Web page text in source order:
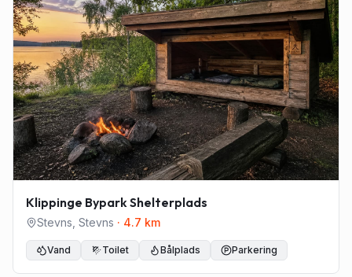
Klippinge Bypark Shelterplads
Stevns Stevns · 4.7 km
Vand Toilet Bålplads Parkering